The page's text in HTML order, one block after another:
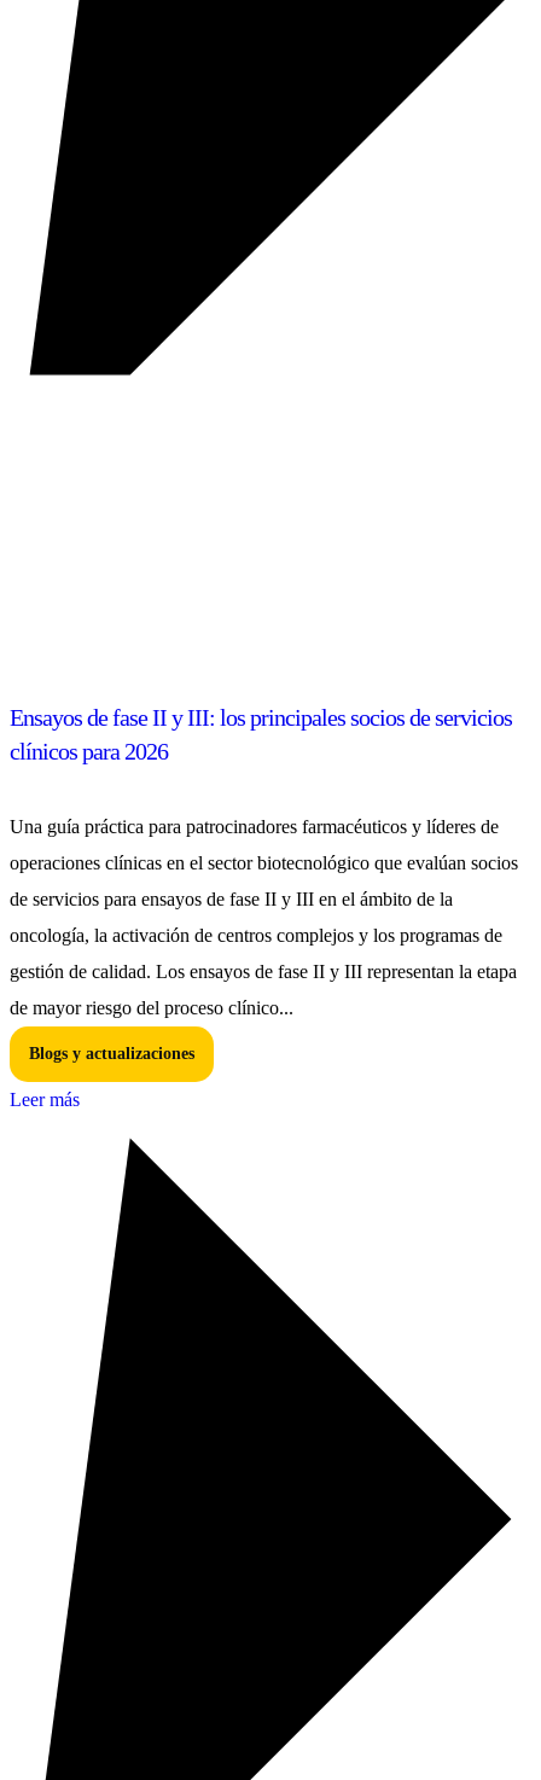
Ensayos de fase II y III: los principales socios de servicios
clínicos para 2026
Una guía práctica para patrocinadores farmacéuticos y líderes de
operaciones clínicas en el sector biotecnológico que evalúan socios
de servicios para ensayos de fase II y III en el ámbito de la
oncología, la activación de centros complejos y los programas de
gestión de calidad. Los ensayos de fase II y III representan la etapa
de mayor riesgo del proceso clínico...
Blogs y actualizaciones
Leer más